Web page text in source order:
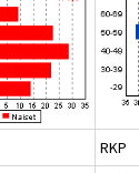
RKP